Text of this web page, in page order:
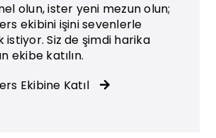
olun, ister yeni mezun olun;
ekibini işini sevenlerle
istiyor. Siz de şimdi harika
ekibe katılın.
Ekibine Katıl